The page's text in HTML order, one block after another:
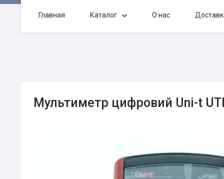
Главная Каталог О нас
Мультиметр цифровий Uni-t